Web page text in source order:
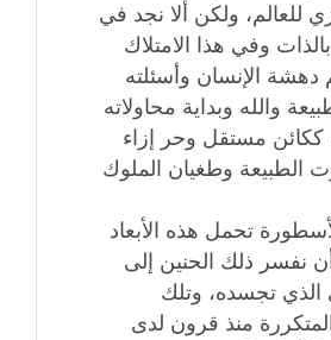
للعالم، ولكن ألا نجد في
وفي هذا الامتلاك
دهشة الإنسان وأسئلته
والله وبداية محاولاته
ككائن مستقل وحر إزاء
الطبيعة وطغيان الملوك
تحمل هذه الأبعاد
نفسر ذلك الحنين إلى
الذي تجسده، وتلك
منذ قرون لدى